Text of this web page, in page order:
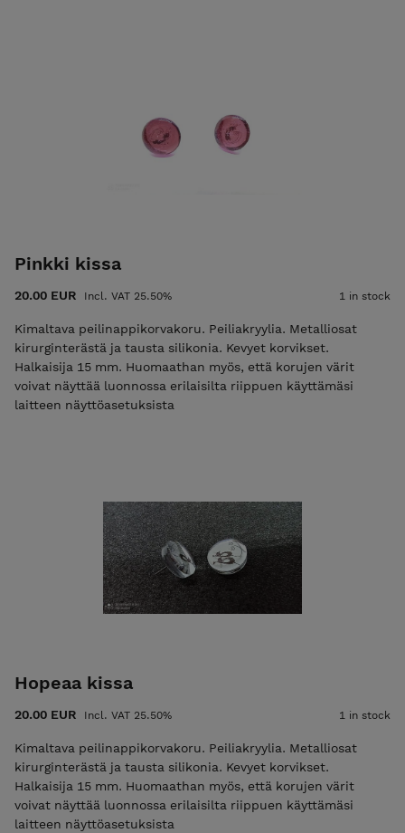
Pinkki kissa
20.00 EUR Incl. VAT 25.50% 1 in stock
Kimaltava peilinappikorvakoru. Peiliakryylia. Metalliosat
kirurginterästä ja tausta silikonia. Kevyet korvikset.
Halkaisija 15 mm. Huomaathan myös, että korujen värit
voivat näyttää luonnossa erilaisilta riippuen käyttämäsi
laitteen näyttöasetuksista
Hopeaa kissa
20.00 EUR Incl. VAT 25.50% 1 in stock
Kimaltava peilinappikorvakoru. Peiliakryylia. Metalliosat
kirurginterästä ja tausta silikonia. Kevyet korvikset.
Halkaisija 15 mm. Huomaathan myös, että korujen värit
voivat näyttää luonnossa erilaisilta riippuen käyttämäsi
laitteen näyttöasetuksista